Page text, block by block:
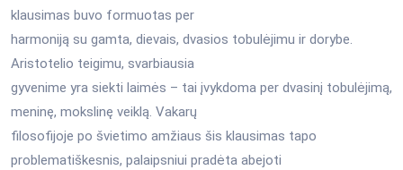
klausimas buvo formuotas per
harmoniją su gamta, dievais, dvasios tobulėjimu ir dorybe.
Aristotelio teigimu, svarbiausia
gyvenime yra siekti laimės – tai įvykdoma per dvasinį tobulėjimą,
meninę, mokslinę veiklą. Vakarų
filosofijoje po švietimo amžiaus šis klausimas tapo
problematiškesnis, palaipsniui pradėta abejoti